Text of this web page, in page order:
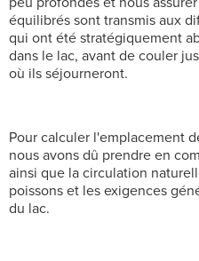
équilibrés sont transmis aux
qui ont été stratégiquement
dans le lac, avant de couler
où ils séjourneront.
Pour calculer l'emplacement
nous avons dû prendre en
ainsi que la circulation
poissons et les exigences
du lac.